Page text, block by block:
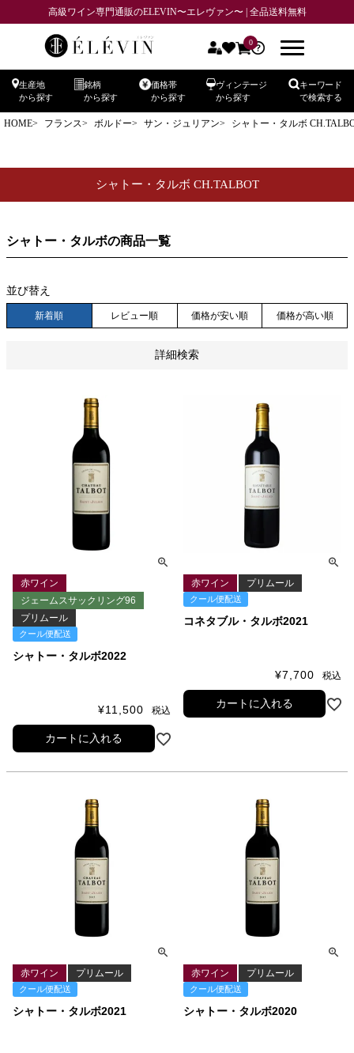
高級ワイン専門通販のELEVIN〜エレヴァン〜 | 全品送料無料
0
生産地
から探す
銘柄
から探す
価格帯
から探す
ヴィンテージ
から探す
キーワード
で検索する
HOME フランス ボルドー サン・ジュリアン シャトー・タルボ
シャトー・タルボ CH.TALBOT
シャトー・タルボの商品一覧
並び替え
新着順 レビュー順 価格が安い順 価格が高い順
詳細検索
価格
商品番号
予約商品
並び順
優先度順
シャトー・タルボ2022
赤ワイン
ジェームスサックリング96
プリムール
クール便配送
¥11,500 税込
カートに入れる
コネタブル・タルボ2021
赤ワイン プリムール
クール便配送
¥7,700 税込
カートに入れる
シャトー・タルボ2021
赤ワイン プリムール
クール便配送
シャトー・タルボ2020
赤ワイン プリムール
クール便配送